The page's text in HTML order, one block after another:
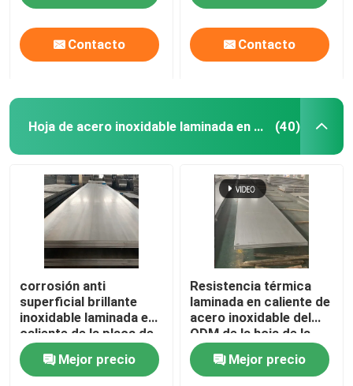
Contacto Contacto
Hoja de acero inoxidable laminada en caliente (40)
corrosión anti
superficial brillante
inoxidable laminada en
caliente de la placa de
la hoja de acero 304N
Mejor precio
Resistencia térmica
laminada en caliente de
acero inoxidable del
ODM de la hoja de la
anchura 1500m m
Mejor precio